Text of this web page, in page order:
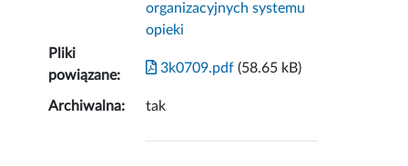
organizacyjnych systemu
opieki
Pliki
powiązane:
3k0709.pdf (58.65 kB)
Archiwalna: tak